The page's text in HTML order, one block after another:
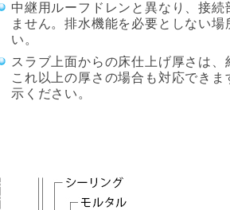
中継用ルーフドレンと異なり、接続
ません。排水機能を必要としない場
い。
スラブ上面からの床仕上げ厚さは、
これ以上の厚さの場合も対応できま
示ください。